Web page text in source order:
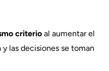
criterioal aumentar el
las decisiones se toman